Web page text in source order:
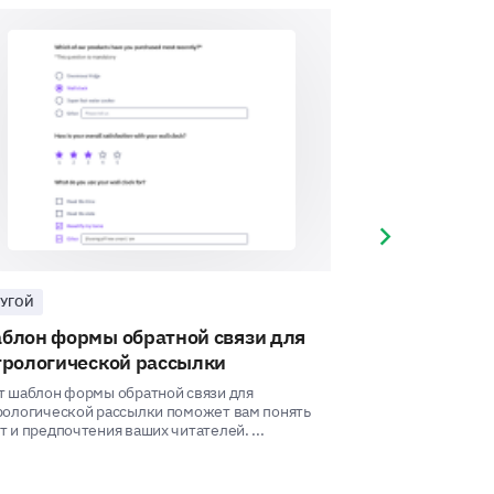
mothers?
формы обратной связи для
рассылки
шаблон формы обратной связи для
рассылки поможет вам понять
и предпочтения ваших читателей. ...
Next slide